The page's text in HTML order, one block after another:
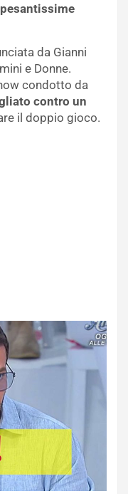
da Gianni
e Donne.
condotto da
contro un
il doppio gioco.